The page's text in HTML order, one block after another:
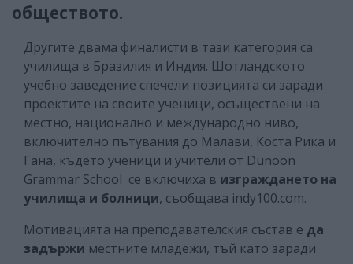
обществото.
Другите двама финалисти в тази категория са
училища в Бразилия и Индия. Шотландското
учебно заведение спечели позицията си заради
проектите на своите ученици, осъществени на
местно, национално и международно ниво,
включително пътувания до Малави, Коста Рика и
Гана, където ученици и учители от Dunoon
Grammar School се включиха в изграждането на
училища и болници, съобщава indy100.com.
Мотивацията на преподавателския състав е да
задържи местните младежи, тъй като заради